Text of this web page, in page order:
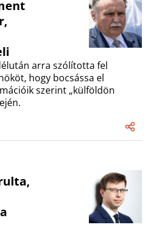
arra szólította fel
hogy bocsássa el
szerint „külföldön